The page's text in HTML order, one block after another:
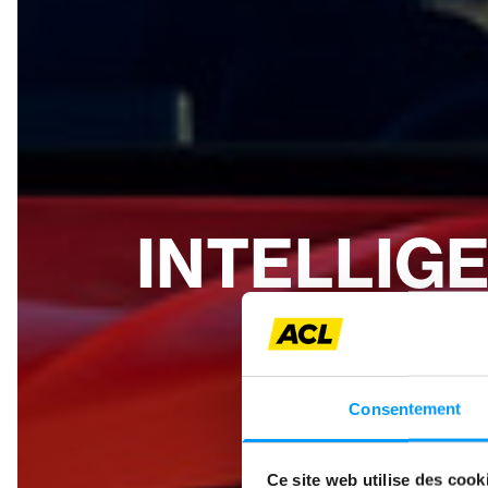
Consentement
Ce site web utilise des
Vendu à
devant de
désormais
celles du
en